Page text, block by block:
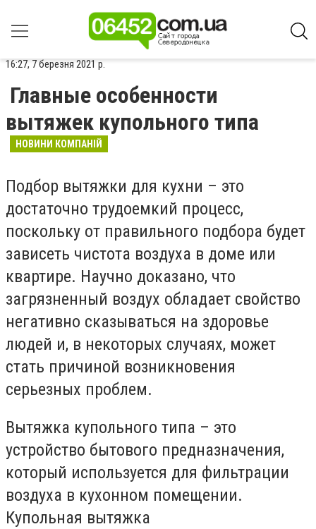
16:27, 7 березня 2021 р.
Главные особенности
вытяжек купольного типа
НОВИНИ КОМПАНІЙ
Подбор вытяжки для кухни – это
достаточно трудоемкий процесс,
поскольку от правильного подбора будет
зависеть чистота воздуха в доме или
квартире. Научно доказано, что
загрязненный воздух обладает свойство
негативно сказываться на здоровье
людей и, в некоторых случаях, может
стать причиной возникновения
серьезных проблем.
Вытяжка купольного типа – это
устройство бытового предназначения,
который используется для фильтрации
воздуха в кухонном помещении.
Купольная вытяжка